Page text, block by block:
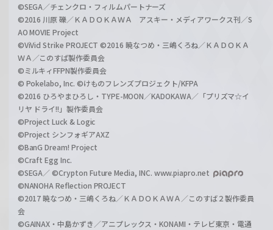
©SEGA／チェンクロ・フィルムパートナーズ
©2016 川原 礫／ＫＡＤＯＫＡＷＡ アスキー・メディアワークス刊／S
AO MOVIE Project
©ViVid Strike PROJECT ©2016 暁なつめ・三嶋くろね／ＫＡＤＯＫＡ
ＷＡ／このすば製作委員会
©ミルキィFFPN製作委員会
© Pokelabo, Inc. ©けものフレンズプロジェクト/KFPA
©2016 ひろやまひろし・TYPE-MOON／KADOKAWA／「プリズマ☆イ
リヤ ドライ!!」製作委員会
©Project Luck & Logic
©Project シンフォギアAXZ
©BanG Dream! Project
©Craft Egg Inc.
©SEGA／ ©Crypton Future Media, INC. www.piapro.net
©NANOHA Reflection PROJECT
©2017 暁なつめ・三嶋くろね／ＫＡＤＯＫＡＷＡ／このすば２製作委員
会
©GAINAX・中島かずき／アニプレックス・KONAMI・テレビ東京・電通